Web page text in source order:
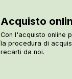
Acquisto
Con l'acquisto online
la procedura di
recarti da noi.